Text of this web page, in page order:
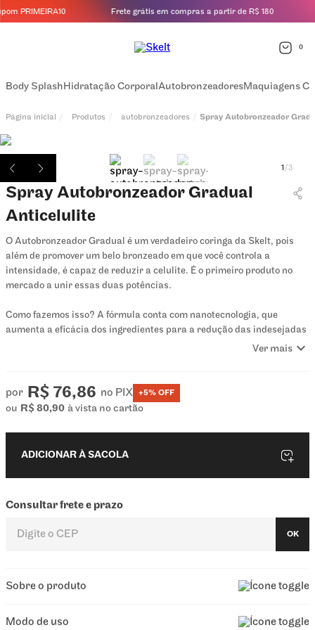
PRIMEIRA10 Frete grátis em compras a partir de R$ 180
0
Body SplashHidratação CorporalAutobronzeadoresMaquiagens
Produtos autobronzeadores Spray Autobronzeador
1 /3
Spray Autobronzeador Gradual
Anticelulite
O Autobronzeador Gradual é um verdadeiro coringa da Skelt, pois
além de promover um belo bronzeado em que você controla a
intensidade, é capaz de reduzir a celulite. É o primeiro produto no
mercado a unir essas duas potências.
Como fazemos isso? A fórmula conta com nanotecnologia, que
aumenta a eficácia dos ingredientes para a redução das indesejadas
celulites, e com a tecnologia patenteada Reduoxi™, que permite a
Ideal para manter o bronzeado ou intensificar o tom após a aplicação
Por que escolher o Autobronzeador Gradual Anticelulite:
Bronzeamento gradual
Ver mais expand_more
por R$ 76,86 no PIX +5% OFF
ou R$ 80,90 à vista no cartão
ADICIONAR À SACOLA
Consultar frete e prazo
OK
Sobre o produto
Modo de uso